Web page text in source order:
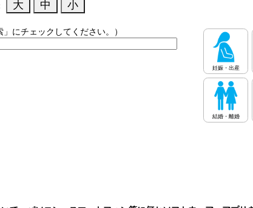
にチェックしてください。）
妊娠・出産
結婚・離婚